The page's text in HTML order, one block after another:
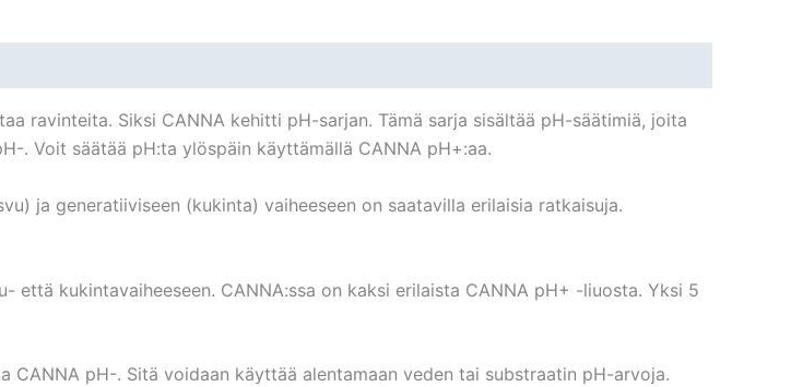
ravinteita. Siksi CANNA kehitti pH-sarjan. Tämä sarja sisältää pH-säätimiä, joita
. Voit säätää pH:ta ylöspäin käyttämällä CANNA pH+:aa.
ja generatiiviseen (kukinta) vaiheeseen on saatavilla erilaisia ratkaisuja.
että kukintavaiheeseen. CANNA:ssa on kaksi erilaista CANNA pH+ -liuosta. Yksi 5
pH-. Sitä voidaan käyttää alentamaan veden tai substraatin pH-arvoja.